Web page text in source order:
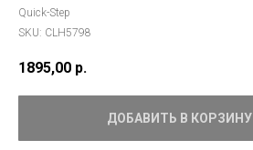
Quick-Step
SKU: CLH5798
1895,00 р.
ДОБАВИТЬ В КОРЗИНУ